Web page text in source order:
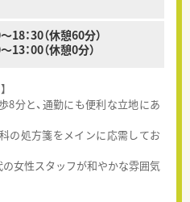
：30（休憩60分）
00（休憩0分）
分と、通勤にも便利な立地にあ
の処方箋をメインに応需してお
女性スタッフが和やかな雰囲気